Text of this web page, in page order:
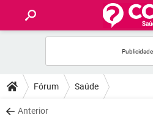
FÓRUM
SAÚDE
Fórum Saúde
Anterior